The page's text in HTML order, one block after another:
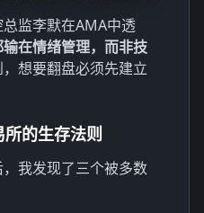
监李默在AMA中透
输在情绪管理，而非技
想要翻盘必须先建立
的生存法则
我发现了三个被多数